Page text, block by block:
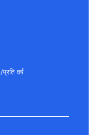
/प्रति वर्ष